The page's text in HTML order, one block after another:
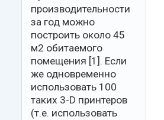
производительности
за год можно
построить около 45
м2 обитаемого
помещения [1]. Если
же одновременно
использовать 100
таких 3-D принтеров
(т.е. использовать